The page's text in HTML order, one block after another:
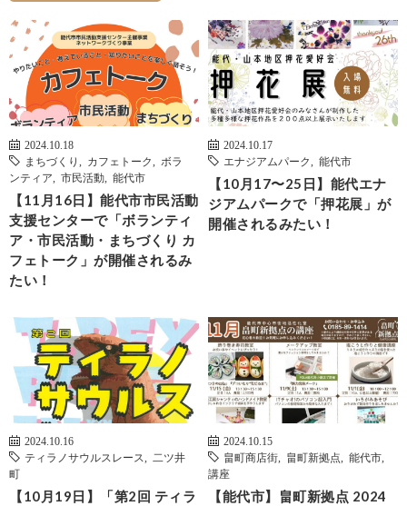
2024.10.18
まちづくり
カフェトーク
ボラ
ンティア
市民活動 能代市
【11月16日】能代市市民活動
支援センターで「ボランティ
ア・市民活動・まちづくり カ
フェトーク」が開催されるみ
たい！
2024.10.17
エナジアムパーク
能代市
【10月17〜25日】能代エナ
ジアムパークで「押花展」が
開催されるみたい！
2024.10.16
ティラノサウルスレース
二ツ井
町
【10月19日】「第2回 ティラ
2024.10.15
畠町商店街
畠町新拠点 能代市
講座
【能代市】畠町新拠点 2024